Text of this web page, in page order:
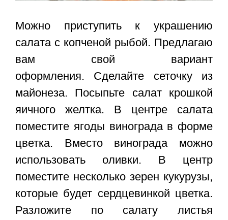
Можно приступить к украшению
салата с копченой рыбой. Предлагаю
вам свой вариант
оформления. Сделайте сеточку из
майонеза. Посыпьте салат крошкой
яичного желтка. В центре салата
поместите ягоды винограда в форме
цветка. Вместо винограда можно
использовать оливки. В центр
поместите несколько зерен кукурузы,
которые будет сердцевинкой цветка.
Разложите по салату листья